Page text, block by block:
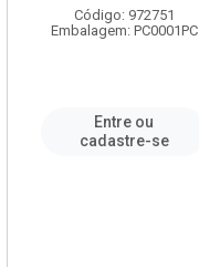
Código: 972751
Embalagem: PC0001PC
Entre ou
cadastre-se